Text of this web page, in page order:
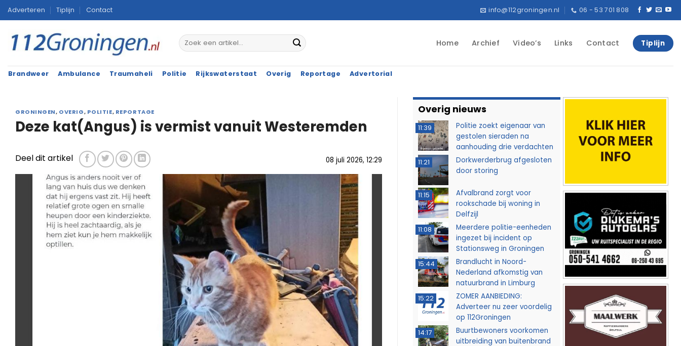
Ga
naar
inhoud
Adverteren Tiplijn Contact info@112groningen.nl 06 - 53 701 808
Home Archief Video’s Links Contact Tiplijn
Brandweer Ambulance Traumaheli Politie Rijkswaterstaat Overig Reportage Advertorial
GRONINGEN, OVERIG, POLITIE, REPORTAGE
Deze kat(Angus) is vermist vanuit Westeremden
08 juli 2026, 12:29
Deel dit artikel
Overig nieuws
11:39
Politie zoekt eigenaar van
gestolen sieraden na
aanhouding drie verdachten
11:21
Dorkwerderbrug afgesloten
door storing
11:15
Afvalbrand zorgt voor
rookschade bij woning in
Delfzijl
11:08
Meerdere politie-eenheden
ingezet bij incident op
Stationsweg in Groningen
15:44
Brandlucht in Noord-
Nederland afkomstig van
natuurbrand in Limburg
15:22
ZOMER AANBIEDING:
Adverteer nu zeer voordelig
op 112Groningen
14:17
Buurtbewoners voorkomen
uitbreiding van buitenbrand